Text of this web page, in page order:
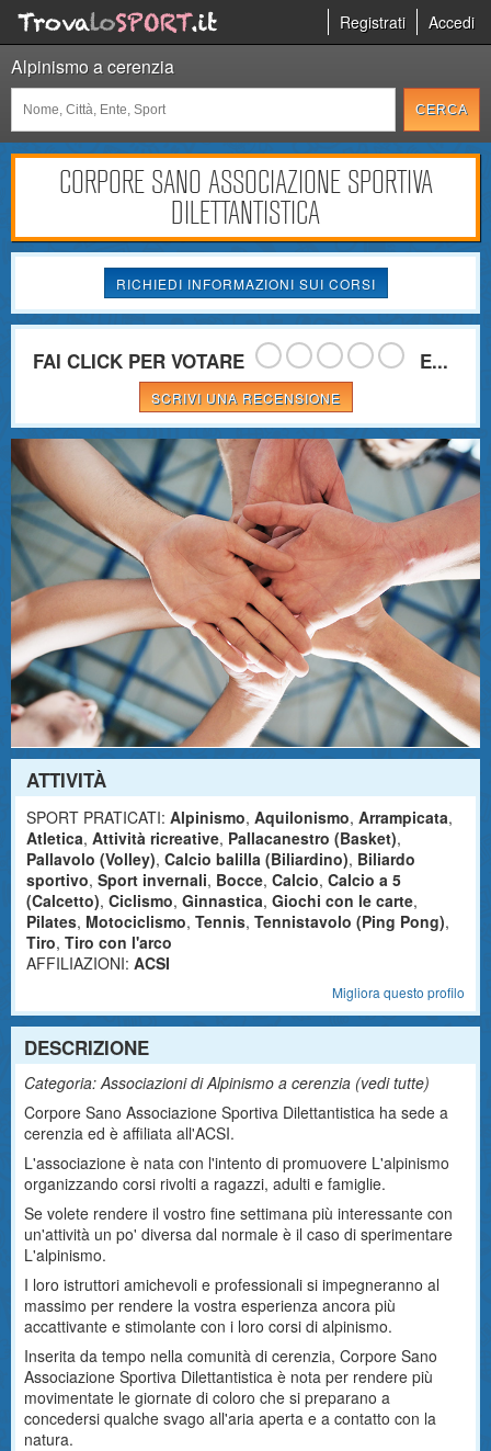
Registrati Accedi
Alpinismo a cerenzia
CORPORE SANO ASSOCIAZIONE SPORTIVA
DILETTANTISTICA
RICHIEDI INFORMAZIONI SUI CORSI
FAI CLICK PER VOTARE E...
SCRIVI UNA RECENSIONE
ATTIVITÀ
SPORT PRATICATI: Alpinismo, Aquilonismo, Arrampicata,
Atletica, Attività ricreative, Pallacanestro (Basket),
Pallavolo (Volley), Calcio balilla (Biliardino), Biliardo
sportivo, Sport invernali, Bocce, Calcio, Calcio a 5
(Calcetto), Ciclismo, Ginnastica, Giochi con le carte,
Pilates, Motociclismo, Tennis, Tennistavolo (Ping Pong),
Tiro, Tiro con l'arco
AFFILIAZIONI: ACSI
Migliora questo profilo
DESCRIZIONE
Categoria: Associazioni di Alpinismo a cerenzia (vedi tutte)
Corpore Sano Associazione Sportiva Dilettantistica ha sede a
cerenzia ed è affiliata all'ACSI.
L'associazione è nata con l'intento di promuovere L'alpinismo
organizzando corsi rivolti a ragazzi, adulti e famiglie.
Se volete rendere il vostro fine settimana più interessante con
un'attività un po' diversa dal normale è il caso di sperimentare
L'alpinismo.
I loro istruttori amichevoli e professionali si impegneranno al
massimo per rendere la vostra esperienza ancora più
accattivante e stimolante con i loro corsi di alpinismo.
Inserita da tempo nella comunità di cerenzia, Corpore Sano
Associazione Sportiva Dilettantistica è nota per rendere più
movimentate le giornate di coloro che si preparano a
concedersi qualche svago all'aria aperta e a contatto con la
natura.